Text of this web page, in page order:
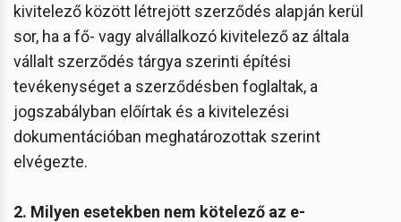
kivitelező között létrejött szerződés alapján kerül
sor, ha a fő- vagy alvállalkozó kivitelező az általa
vállalt szerződés tárgya szerinti építési
tevékenységet a szerződésben foglaltak, a
jogszabályban előírtak és a kivitelezési
dokumentációban meghatározottak szerint
elvégezte.
2. Milyen esetekben nem kötelező az e-